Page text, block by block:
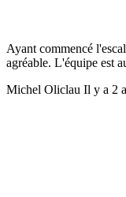
Ayant commencé
agréable. L'équipe est
Michel Oliclau Il y a 2